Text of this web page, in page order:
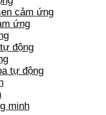
cảm ứng
ứng
động
tự động
minh